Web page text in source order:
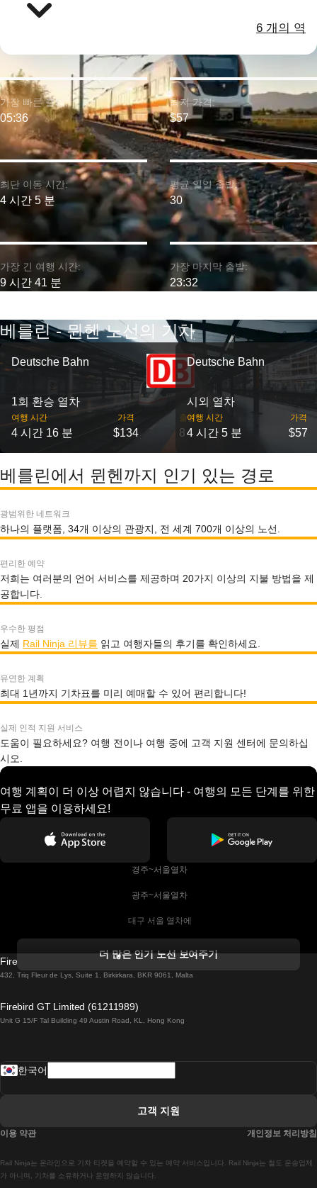
6 개의 역
최단 이동 시간:
4 시간 5 분
가장 빠른 출발:
05:36
가장 긴 여행 시간:
9 시간 41 분
최저 가격:
$57
평균 일일 출발:
30
가장 마지막 출발:
23:32
베를린 - 뮌헨 노선의 기차
Deutsche Bahn
1회 환승 열차
여행 시간
4 시간 16 분
가격
$134
출발
8
Deutsche Bahn
시외 열차
여행 시간
4 시간 5 분
가격
$57
베를린에서 뮌헨까지 인기 있는 경로
광범위한 네트워크
하나의 플랫폼, 34개 이상의 관광지, 전 세계 700개 이상의 노선.
편리한 예약
저희는 여러분의 언어 서비스를 제공하며 20가지 이상의 지불 방법을 제
공합니다.
우수한 평점
실제 Rail Ninja 리뷰를 읽고 여행자들의 후기를 확인하세요.
유연한 계획
최대 1년까지 기차표를 미리 예매할 수 있어 편리합니다!
실제 인적 지원 서비스
도움이 필요하세요? 여행 전이나 여행 중에 고객 지원 센터에 문의하십
시오.
여행 계획이 더 이상 어렵지 않습니다 - 여행의 모든 단계를 위한
무료 앱을 이용하세요!
경주~서울열차
광주~서울열차
대구 서울 열차에
더블린에서 골웨이 열차
로마에서 나폴리 열차
마드리드-리스본 열차
더 많은 인기 노선 보여주기
Firebird GT Limited (OC 1451)
432, Triq Fleur de Lys, Suite 1, Birkirkara, BKR 9061, Malta
Firebird GT Limited (61211989)
Unit G 15/F Tal Building 49 Austin Road, KL, Hong Kong
Rail Ninja는 온라인으로 기차 티켓을 예약할 수 있는 예약 서비스입니다. Rail Ninja는 철도 운송업체
가 아니며, 기차를 소유하거나 운영하지 않습니다.
한국어
고객 지원
이용 약관 개인정보 처리방침